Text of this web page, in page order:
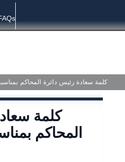
كلمة سعادة رئيس دائرة المحاكم
كلمة
المحاكم